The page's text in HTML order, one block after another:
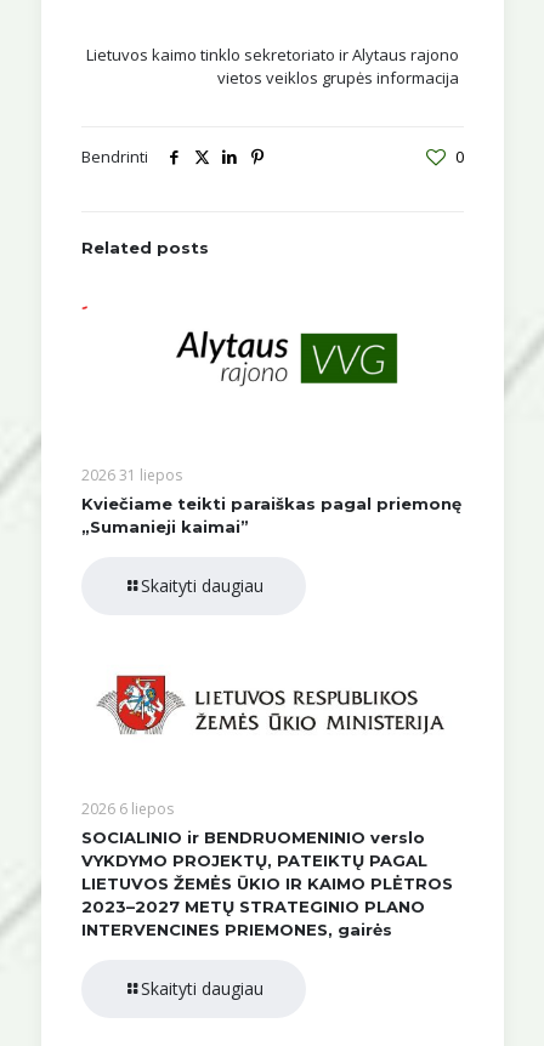
Lietuvos kaimo tinklo sekretoriato ir Alytaus rajono
vietos veiklos grupės informacija
Bendrinti 0
Related posts
2026 31 liepos
Kviečiame teikti paraiškas pagal priemonę
„Sumanieji kaimai”
Skaityti daugiau
2026 6 liepos
SOCIALINIO ir BENDRUOMENINIO verslo
VYKDYMO PROJEKTŲ, PATEIKTŲ PAGAL
LIETUVOS ŽEMĖS ŪKIO IR KAIMO PLĖTROS
2023–2027 METŲ STRATEGINIO PLANO
INTERVENCINES PRIEMONES, gairės
Skaityti daugiau